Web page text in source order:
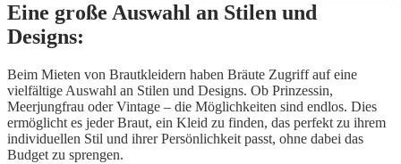
Eine große Auswahl an Stilen und
Designs:
Beim Mieten von Brautkleidern haben Bräute Zugriff auf eine
vielfältige Auswahl an Stilen und Designs. Ob Prinzessin,
Meerjungfrau oder Vintage – die Möglichkeiten sind endlos. Dies
ermöglicht es jeder Braut, ein Kleid zu finden, das perfekt zu ihrem
individuellen Stil und ihrer Persönlichkeit passt, ohne dabei das
Budget zu sprengen.